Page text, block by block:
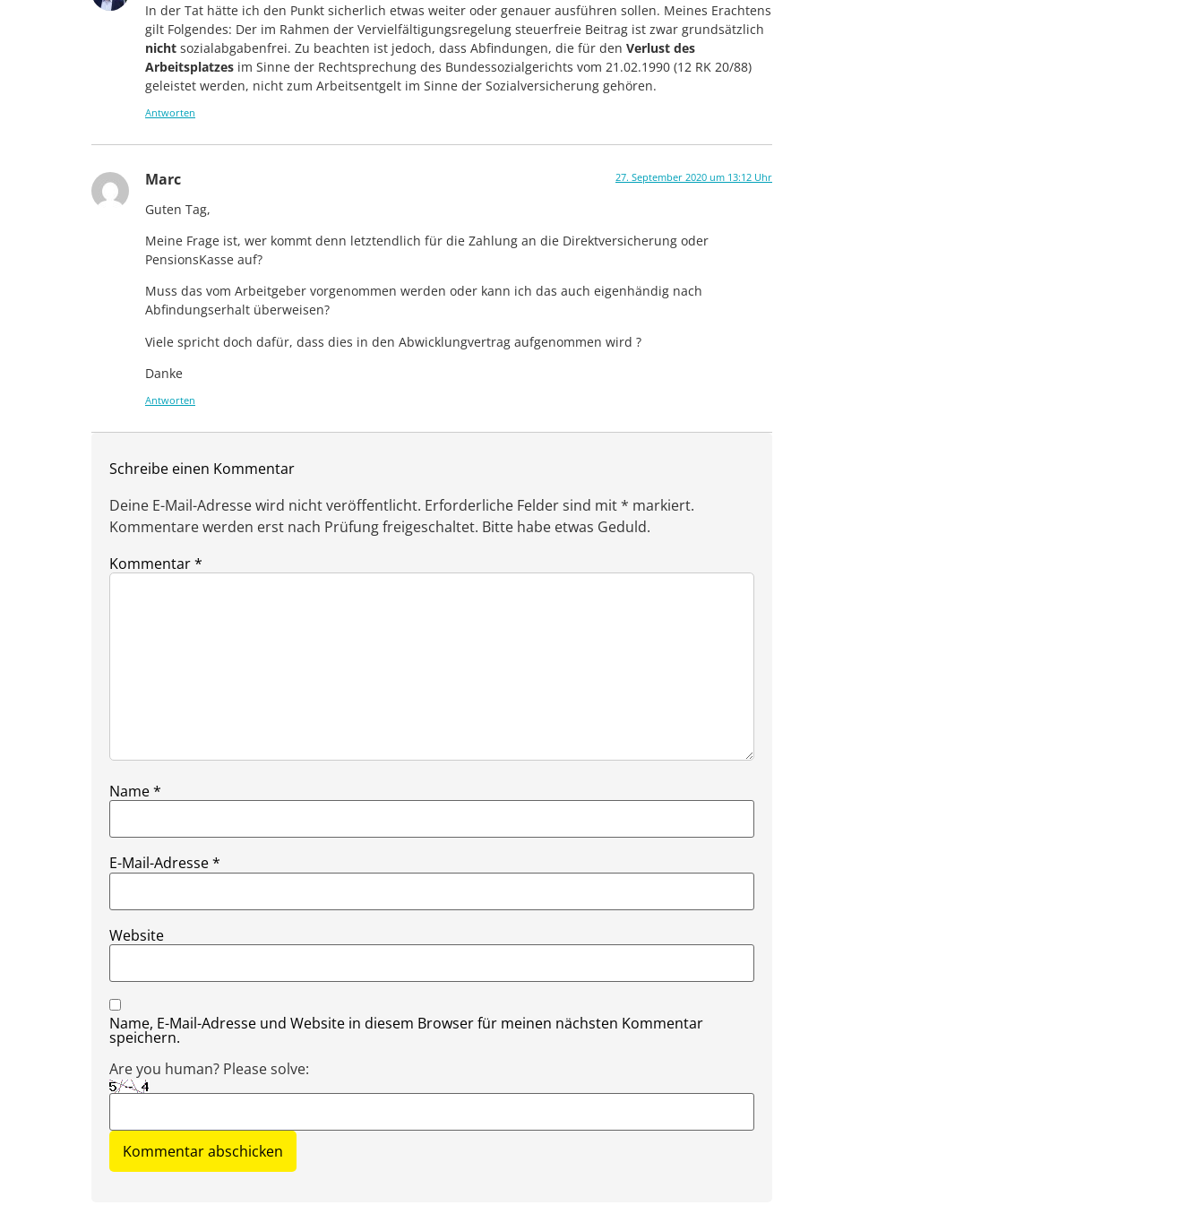
In der Tat hätte ich den Punkt sicherlich etwas weiter oder genauer ausführen sollen. Meines Erachtens
gilt Folgendes: Der im Rahmen der Vervielfältigungsregelung steuerfreie Beitrag ist zwar grundsätzlich
nicht sozialabgabenfrei. Zu beachten ist jedoch, dass Abfindungen, die für den Verlust des
Arbeitsplatzes im Sinne der Rechtsprechung des Bundessozialgerichts vom 21.02.1990 (12 RK 20/88)
geleistet werden, nicht zum Arbeitsentgelt im Sinne der Sozialversicherung gehören.
Antworten
Marc 27. September 2020 um 13:12 Uhr
Guten Tag,
Meine Frage ist, wer kommt denn letztendlich für die Zahlung an die Direktversicherung oder
PensionsKasse auf?
Muss das vom Arbeitgeber vorgenommen werden oder kann ich das auch eigenhändig nach
Abfindungserhalt überweisen?
Viele spricht doch dafür, dass dies in den Abwicklungvertrag aufgenommen wird ?
Danke
Antworten
Schreibe einen Kommentar
Deine E-Mail-Adresse wird nicht veröffentlicht. Erforderliche Felder sind mit * markiert.
Kommentare werden erst nach Prüfung freigeschaltet. Bitte habe etwas Geduld.
Kommentar*
Name*
E-Mail-Adresse*
Website
Name, E-Mail-Adresse und Website in diesem Browser für meinen nächsten Kommentar
speichern.
Are you human? Please solve: